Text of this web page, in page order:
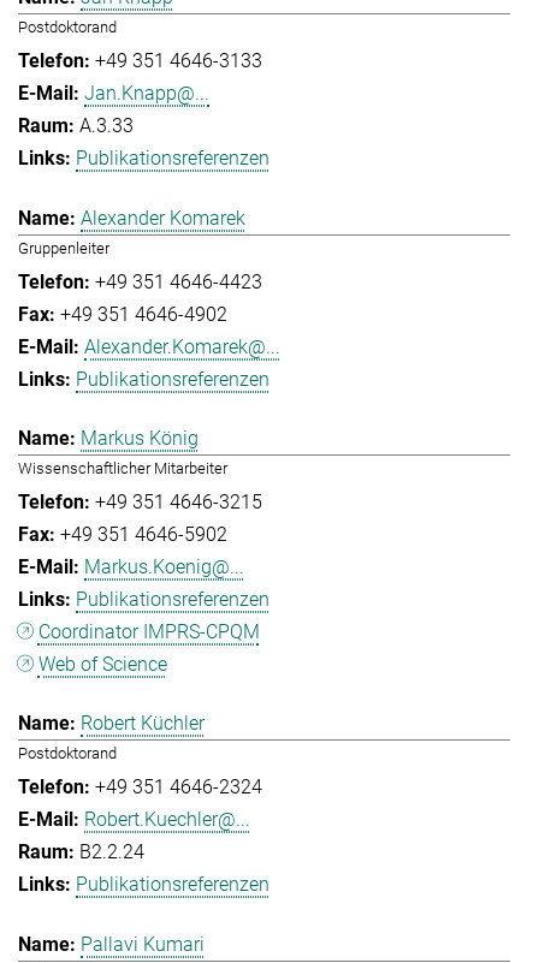
Postdoktorand
+49 351 4646-3133
Jan.Knapp@...
A.3.33
Publikationsreferenzen
Alexander Komarek
Gruppenleiter
+49 351 4646-4423
+49 351 4646-4902
Alexander.Komarek@...
Publikationsreferenzen
Markus König
Wissenschaftlicher Mitarbeiter
+49 351 4646-3215
+49 351 4646-5902
Markus.Koenig@...
Publikationsreferenzen
Coordinator IMPRS-CPQM
Web of Science
Robert Küchler
Postdoktorand
+49 351 4646-2324
Robert.Kuechler@...
B2.2.24
Publikationsreferenzen
Pallavi Kumari